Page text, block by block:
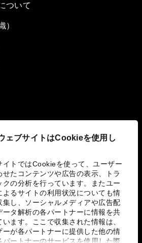
ェブサイトはCookieを使用し
イトではCookieを使って、ユーザー
せたコンテンツや広告の表示、トラ
クの分析を行っています。またユー
よるサイトの利用状況についても情
集し、ソーシャルメディアや広告配
ータ解析の各パートナーに情報を共
います。ここで収集された情報は、
ーが各パートナーに提供した他の情
パートナーのサービスを使用した際
ついて
）
取り組み